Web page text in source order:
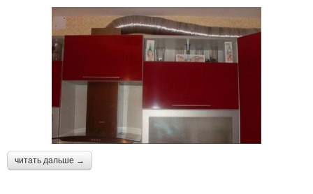
читать дальше →